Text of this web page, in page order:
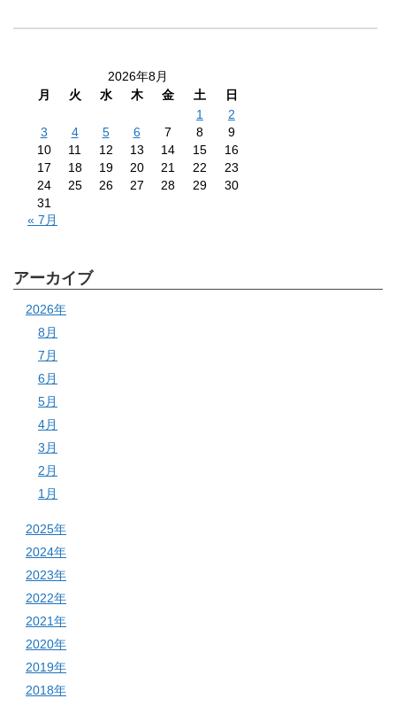
2026年8月
月
火 水 木 金 土
日
1
2
3
4 5 6 7 8
9
10
11 12 13 14 15
16
17
18 19 20 21 22
23
24
25 26 27 28 29
30
31
« 7月
アーカイブ
2026年
8月
7月
6月
5月
4月
3月
2月
1月
2025年
2024年
2023年
2022年
2021年
2020年
2019年
2018年